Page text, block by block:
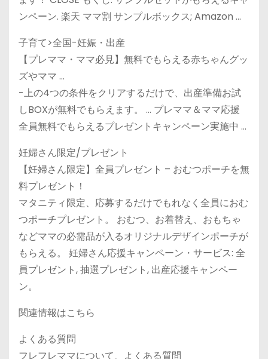
ンペーン. 楽天 ママ割 サンプルボックス; Amazon …
子育て>全国-妊娠・出産
【プレママ・ママ必見】無料でもらえる赤ちゃんグッ
ズやママ …
-上の4つの条件をクリアするだけで、出産準備お試
しBOXが無料でもらえます。 … プレママ＆ママ応援
全員無料でもらえるプレゼントキャンペーン実施中 …
妊婦さん限定/プレゼント
【妊婦さん限定】全員プレゼント – おむつポーチを無
料プレゼント！
マタニティ限定、応募するだけでもれなく全員におむ
つポーチプレゼント。 おむつ、お着替え、おもちゃ
などママの必需品が入るオリジナルデザインポーチが
もらえる。 妊婦さん応援キャンペーン・サービス: 全
員プレゼント, 抽選プレゼント, 出産応援キャンペー
ン。
関連情報はこちら
よくある質問
フレフレママについて、よくある質問